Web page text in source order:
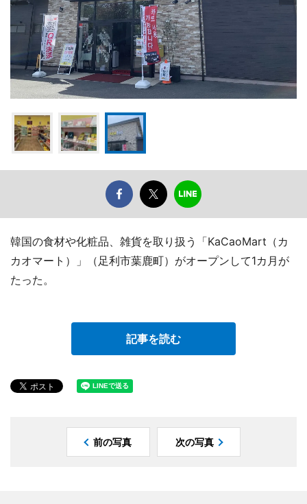
韓国の食材や化粧品、雑貨を取り扱う「KaCaoMart（カ
カオマート）」（足利市葉鹿町）がオープンして1カ月が
たった。
記事を読む
前の写真 次の写真